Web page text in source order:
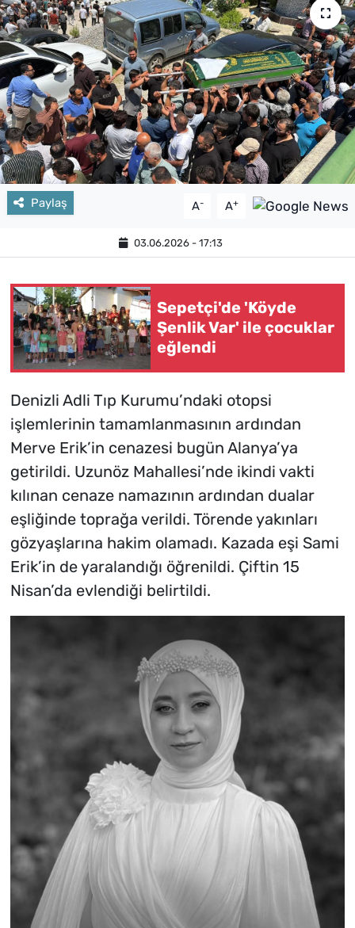
Paylaş A- A+
03.06.2026 - 17:13
Sepetçi'de 'Köyde
Şenlik Var' ile çocuklar
eğlendi
Denizli Adli Tıp Kurumu’ndaki otopsi
işlemlerinin tamamlanmasının ardından
Merve Erik’in cenazesi bugün Alanya’ya
getirildi. Uzunöz Mahallesi’nde ikindi vakti
kılınan cenaze namazının ardından dualar
eşliğinde toprağa verildi. Törende yakınları
gözyaşlarına hakim olamadı. Kazada eşi Sami
Erik’in de yaralandığı öğrenildi. Çiftin 15
Nisan’da evlendiği belirtildi.